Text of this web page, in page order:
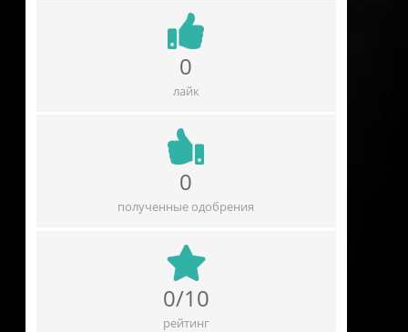
0
лайк
0
полученные одобрения
0/10
рейтинг